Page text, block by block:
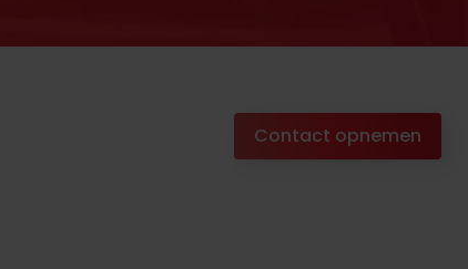
Contact opnemen